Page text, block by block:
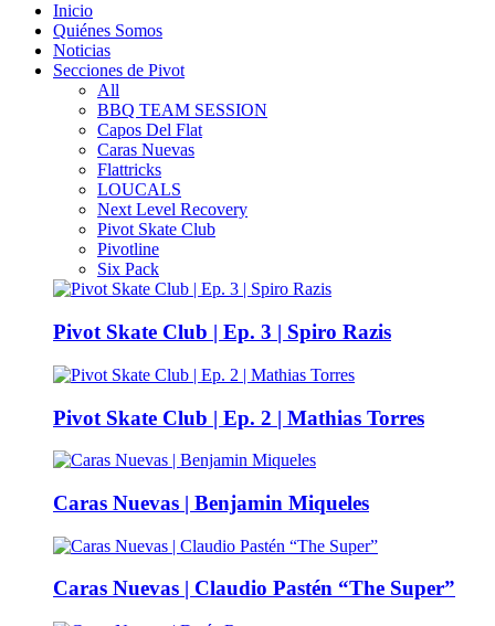
Inicio
Quiénes Somos
Noticias
Secciones de Pivot
All
BBQ TEAM SESSION
Capos Del Flat
Caras Nuevas
Flattricks
LOUCALS
Next Level Recovery
Pivot Skate Club
Pivotline
Six Pack
Pivot Skate Club | Ep. 3 | Spiro Razis
Pivot Skate Club | Ep. 2 | Mathias Torres
Caras Nuevas | Benjamin Miqueles
Caras Nuevas | Claudio Pastén “The Super”